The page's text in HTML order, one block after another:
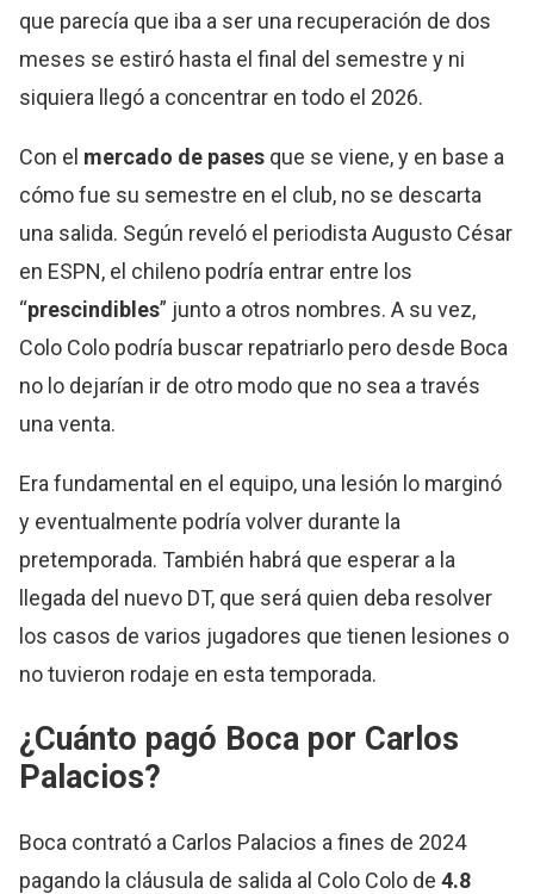
que parecía que iba a ser una recuperación de dos
meses se estiró hasta el final del semestre y ni
siquiera llegó a concentrar en todo el 2026.
Con el mercado de pases que se viene, y en base a
cómo fue su semestre en el club, no se descarta
una salida. Según reveló el periodista Augusto César
en ESPN, el chileno podría entrar entre los
“prescindibles” junto a otros nombres. A su vez,
Colo Colo podría buscar repatriarlo pero desde Boca
no lo dejarían ir de otro modo que no sea a través
una venta.
Era fundamental en el equipo, una lesión lo marginó
y eventualmente podría volver durante la
pretemporada. También habrá que esperar a la
llegada del nuevo DT, que será quien deba resolver
los casos de varios jugadores que tienen lesiones o
no tuvieron rodaje en esta temporada.
¿Cuánto pagó Boca por Carlos
Palacios?
Boca contrató a Carlos Palacios a fines de 2024
pagando la cláusula de salida al Colo Colo de4.8